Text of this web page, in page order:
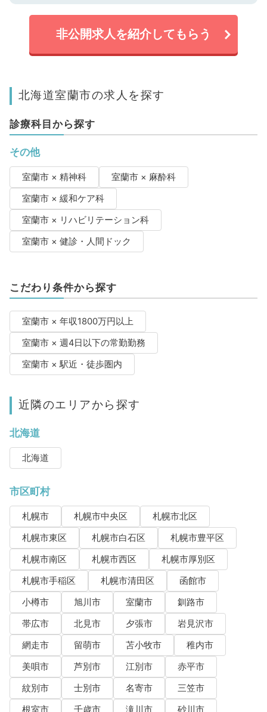
非公開求人を紹介してもらう
北海道室蘭市の求人を探す
診療科目から探す
その他
室蘭市 × 精神科
室蘭市 × 麻酔科
室蘭市 × 緩和ケア科
室蘭市 × リハビリテーション科
室蘭市 × 健診・人間ドック
こだわり条件から探す
室蘭市 × 年収1800万円以上
室蘭市 × 週4日以下の常勤勤務
室蘭市 × 駅近・徒歩圏内
近隣のエリアから探す
北海道
北海道
市区町村
札幌市 札幌市中央区
札幌市北区
札幌市東区
札幌市白石区
札幌市豊平区
札幌市南区
札幌市西区
札幌市厚別区
札幌市手稲区
札幌市清田区
函館市
小樽市
旭川市 室蘭市
釧路市
帯広市
北見市 夕張市
岩見沢市
網走市
留萌市 苫小牧市
稚内市
美唄市
芦別市 江別市
赤平市
紋別市
士別市 名寄市
三笠市